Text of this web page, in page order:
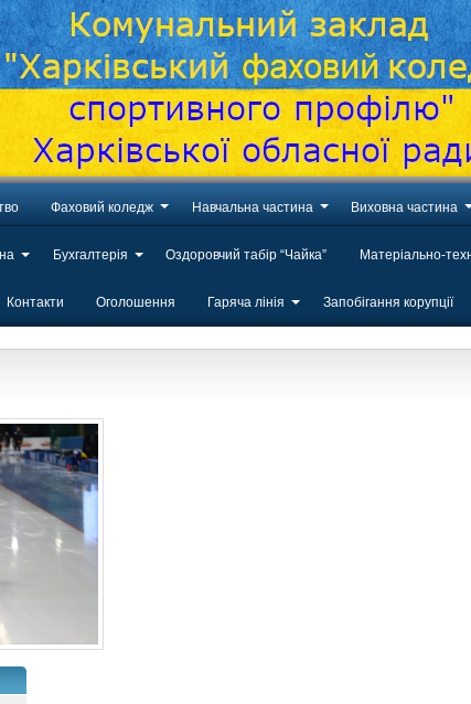
Фаховий коледж Навчальна частина Виховна частина
Бухгалтерія Оздоровчий табір “Чайка” Матеріально-
Контакти Оголошення Гаряча лінія Запобігання корупції